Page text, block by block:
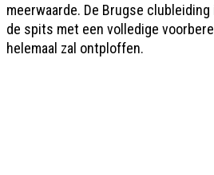
meerwaarde. De Brugse
de spits met een volledige
helemaal zal ontploffen.